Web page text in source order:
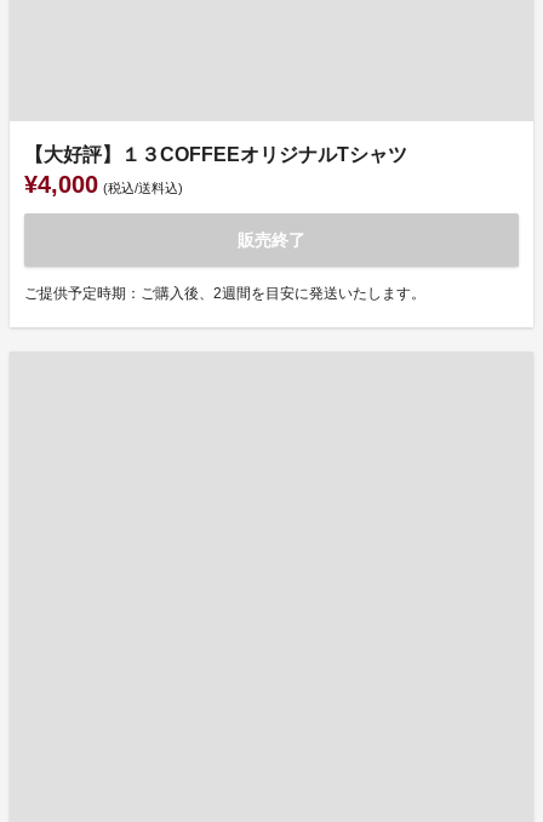
【大好評】１３COFFEEオリジナルTシャツ
¥4,000 (税込/送料込)
販売終了
ご提供予定時期：ご購入後、2週間を目安に発送いたします。